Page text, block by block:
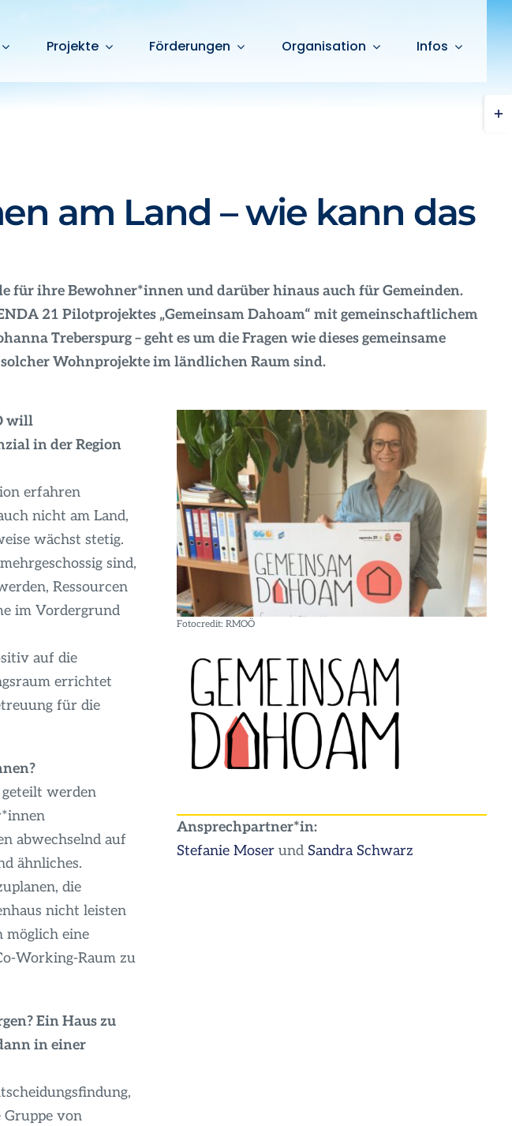
Projekte Förderungen Organisation Infos
am Land – wie kann das
für ihre Bewohner*innen und darüber hinaus auch für Gemeinden.
21 Pilotprojektes „Gemeinsam Dahoam“ mit gemeinschaftlichem
Treberspurg – geht es um die Fragen wie dieses gemeinsame
Wohnprojekte im ländlichen Raum sind.
will
in der Region
erfahren
nicht am Land,
wächst stetig.
sind,
Ressourcen
im Vordergrund
auf die
errichtet
für die
geteilt werden
abwechselnd auf
ähnliches.
die
nicht leisten
möglich eine
Working-Raum zu
Ein Haus zu
in einer
Gruppe von
Fotocredit: RMOÖ
Ansprechpartner*in:
Stefanie Moserund Sandra Schwarz